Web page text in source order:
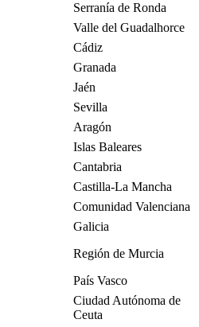
Serranía de Ronda
Valle del Guadalhorce
Cádiz
Granada
Jaén
Sevilla
Aragón
Islas Baleares
Cantabria
Castilla-La Mancha
Comunidad Valenciana
Galicia
Región de Murcia
País Vasco
Ciudad Autónoma de
Ceuta